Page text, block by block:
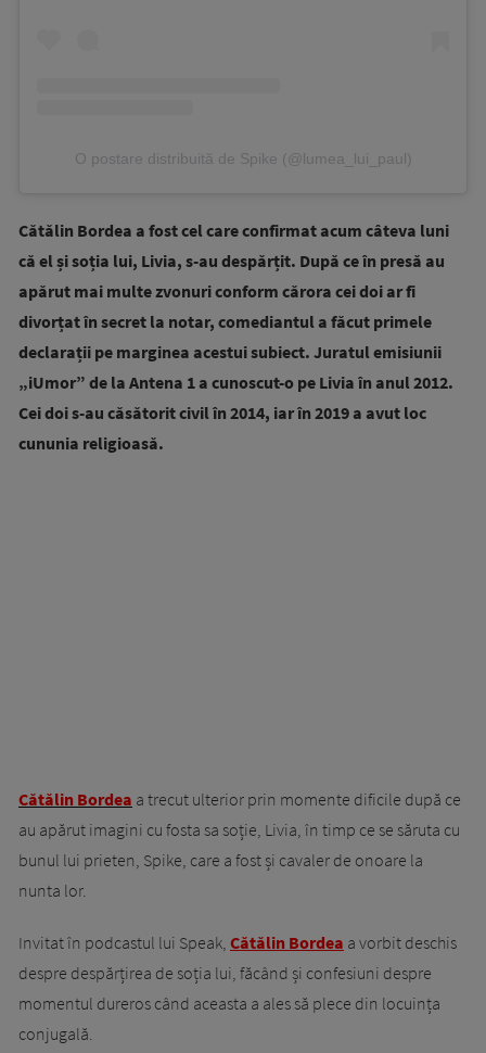
O postare distribuită de Spike (@lumea_lui_paul)
Cătălin Bordea a fost cel care confirmat acum câteva luni
că el și soția lui, Livia, s-au despărțit. După ce în presă au
apărut mai multe zvonuri conform cărora cei doi ar fi
divorțat în secret la notar, comediantul a făcut primele
declarații pe marginea acestui subiect. Juratul emisiunii
„iUmor” de la Antena 1 a cunoscut-o pe Livia în anul 2012.
Cei doi s-au căsătorit civil în 2014, iar în 2019 a avut loc
cununia religioasă.
Cătălin Bordea a trecut ulterior prin momente dificile după ce
au apărut imagini cu fosta sa soție, Livia, în timp ce se săruta cu
bunul lui prieten, Spike, care a fost și cavaler de onoare la
nunta lor.
Invitat în podcastul lui Speak, Cătălin Bordea a vorbit deschis
despre despărțirea de soția lui, făcând și confesiuni despre
momentul dureros când aceasta a ales să plece din locuința
conjugală.